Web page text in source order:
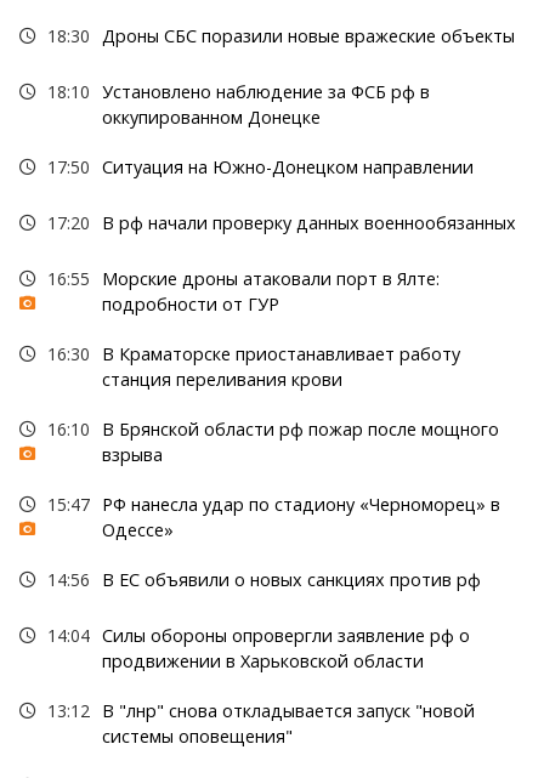
18:30 Дроны СБС поразили новые вражеские объекты
18:10 Установлено наблюдение за ФСБ рф в
оккупированном Донецке
17:50 Ситуация на Южно-Донецком направлении
17:20 В рф начали проверку данных военнообязанных
16:55
Морские дроны атаковали порт в Ялте:
подробности от ГУР
16:30
В Краматорске приостанавливает работу
станция переливания крови
16:10
В Брянской области рф пожар после мощного
взрыва
15:47 РФ нанесла удар по стадиону «Черноморец» в
Одессе»
14:56 В ЕС объявили о новых санкциях против рф
14:04 Силы обороны опровергли заявление рф о
продвижении в Харьковской области
13:12 В "лнр" снова откладывается запуск "новой
системы оповещения"